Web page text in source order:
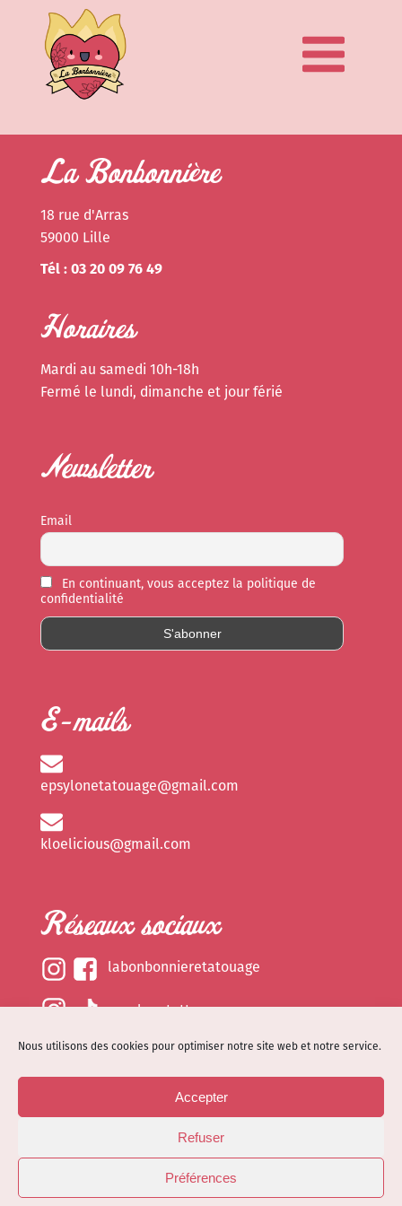
Nous utilisons des cookies pour optimiser notre site web et notre service.
Accepter
Refuser
Préférences
La Bonbonnière
18 rue d'Arras
59000 Lille
Tél : 03 20 09 76 49
Horaires
Mardi au samedi 10h-18h
Fermé le lundi, dimanche et jour férié
Newsletter
Email
En continuant, vous acceptez la politique de
confidentialité
E-mails
epsylonetatouage@gmail.com
kloelicious@gmail.com
Réseaux sociaux
labonbonnieretatouage
epsylonetattoo
kloelicious_
Mentions légales
Politique de cookies (EU)
© Site web réalisé parDénode- Illustrations par
Kloelicioustattoo tous droits réservés